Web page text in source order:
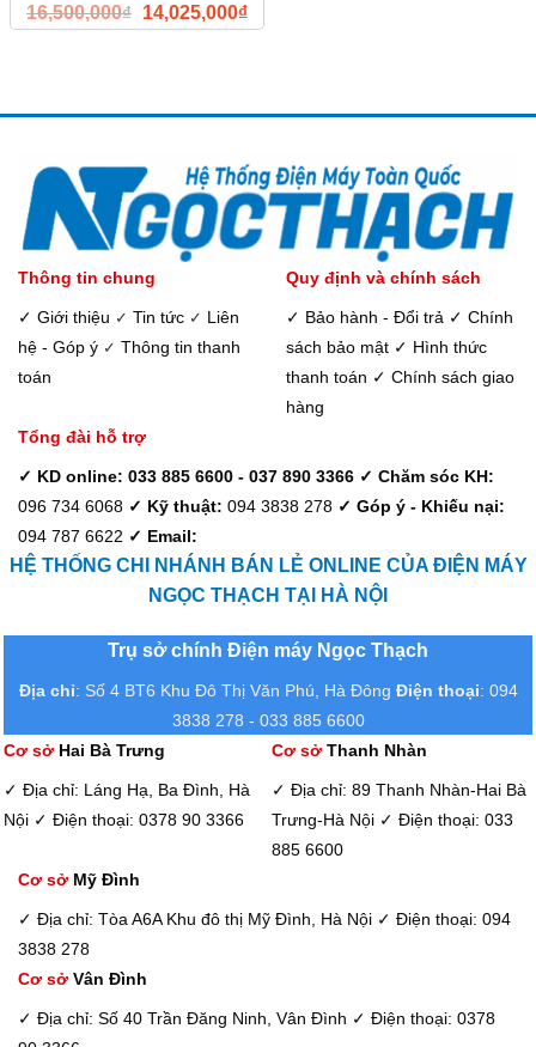
16,500,000₫ Giá
gốc
14,025,000₫Giá
hiện
Thông tin chung
✓ Giới thiệu ✓ Tin tức ✓ Liên
hệ - Góp ý ✓ Thông tin thanh
toán
Quy định và chính sách
✓ Bảo hành - Đổi trả ✓ Chính
sách bảo mật ✓ Hình thức
thanh toán ✓ Chính sách giao
hàng
Tổng đài hỗ trợ
✓ KD online: 033 885 6600 - 037 890 3366 ✓ Chăm sóc KH:
096 734 6068 ✓ Kỹ thuật: 094 3838 278 ✓ Góp ý - Khiếu nại:
094 787 6622 ✓ Email:
HỆ THỐNG CHI NHÁNH BÁN LẺ ONLINE CỦA ĐIỆN MÁY
NGỌC THẠCH TẠI HÀ NỘI
Trụ sở chính Điện máy Ngọc Thạch
Địa chỉ: Số 4 BT6 Khu Đô Thị Văn Phú, Hà Đông Điện thoại: 094
3838 278 - 033 885 6600
Cơ sởHai Bà Trưng
✓ Địa chỉ: Láng Hạ, Ba Đình, Hà
Nội ✓ Điện thoại: 0378 90 3366
Cơ sởThanh Nhàn
✓ Địa chỉ: 89 Thanh Nhàn-Hai Bà
Trưng-Hà Nội ✓ Điện thoại: 033
885 6600
Cơ sở Mỹ Đình
✓ Địa chỉ: Tòa A6A Khu đô thị Mỹ Đình, Hà Nội ✓ Điện thoại: 094
3838 278
Cơ sở Vân Đình
✓ Địa chỉ: Số 40 Trần Đăng Ninh, Vân Đình ✓ Điện thoại: 0378